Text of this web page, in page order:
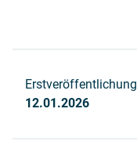
Erstveröffentlichung
12.01.2026